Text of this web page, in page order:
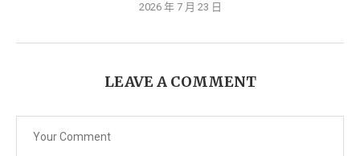
2026 年 7 月 23 日
LEAVE A COMMENT